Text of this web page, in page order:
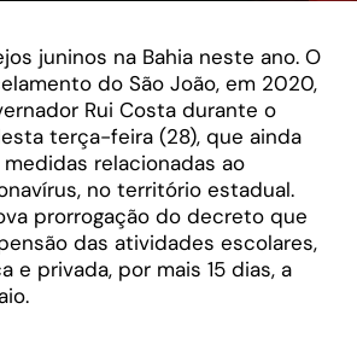
juninos na Bahia neste ano. O
do São João, em 2020,
Rui Costa durante o
terça-feira (28), que ainda
relacionadas ao
no território estadual.
prorrogação do decreto que
das atividades escolares,
e privada, por mais 15 dias, a